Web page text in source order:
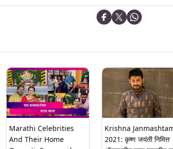
Marathi Celebrities
And Their Home
Krishna
2021: कृष्ण जयंती निमित्त